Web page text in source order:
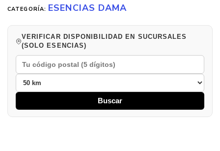
CATEGORÍA: ESENCIAS DAMA
VERIFICAR DISPONIBILIDAD EN SUCURSALES
(SOLO ESENCIAS)
Buscar